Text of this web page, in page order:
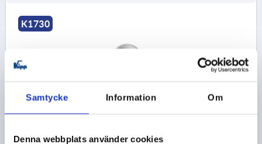
Samtycke Information Om
Denna webbplats använder cookies
K1730